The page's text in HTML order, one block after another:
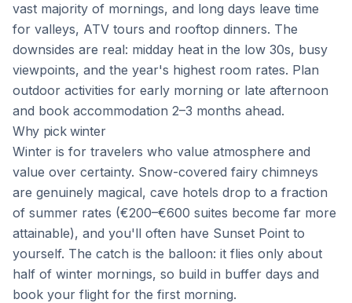
vast majority of mornings, and long days leave time
for valleys, ATV tours and rooftop dinners. The
downsides are real: midday heat in the low 30s, busy
viewpoints, and the year's highest room rates. Plan
outdoor activities for early morning or late afternoon
and book accommodation 2–3 months ahead.
Why pick winter
Winter is for travelers who value atmosphere and
value over certainty. Snow-covered fairy chimneys
are genuinely magical, cave hotels drop to a fraction
of summer rates (€200–€600 suites become far more
attainable), and you'll often have Sunset Point to
yourself. The catch is the balloon: it flies only about
half of winter mornings, so build in buffer days and
book your flight for the first morning.